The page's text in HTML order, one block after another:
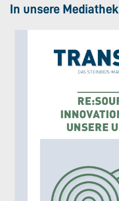
In unsere Mediathek